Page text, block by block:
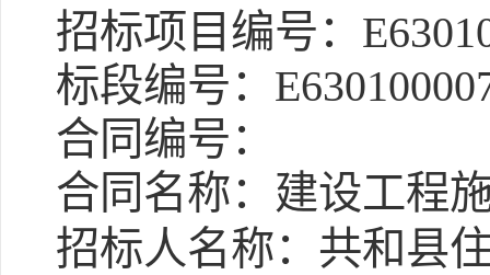
招标项目编号：
标段编号：
合同编号：
合同名称：建设工程
招标人名称：共和县